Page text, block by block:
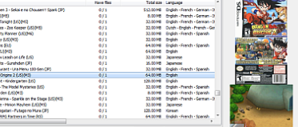
[Mo5] Deux inédits du
[GK] Le beat'em up The
[GK] Endless Legend 2 :